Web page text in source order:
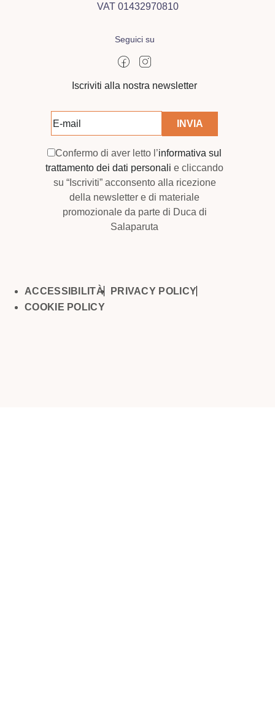
VAT 01432970810
Seguici su
Iscriviti alla nostra newsletter
Confermo di aver letto l’informativa sul
trattamento dei dati personali e cliccando
su “Iscriviti” acconsento alla ricezione
della newsletter e di materiale
promozionale da parte di Duca di
Salaparuta
ACCESSIBILITÀ
PRIVACY POLICY
COOKIE POLICY